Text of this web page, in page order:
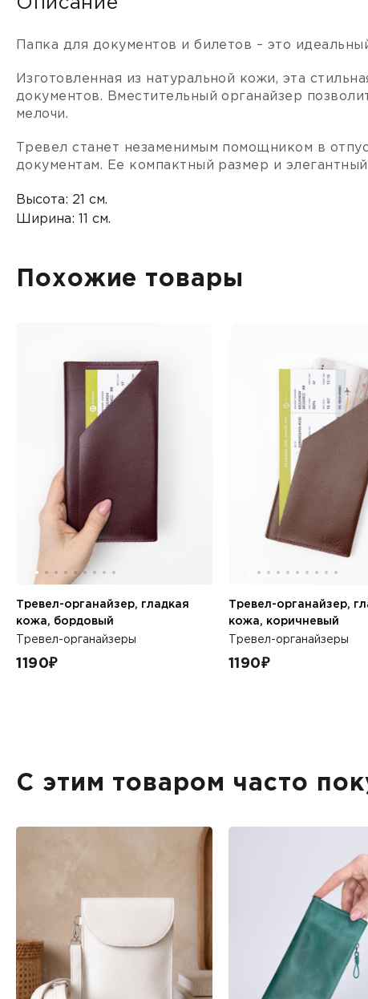
Папка для документов и билетов – это
Изготовленная из натуральной кожи, эта
документов. Вместительный органайзер
мелочи.
Тревел станет незаменимым помощником в
документам. Ее компактный размер и
Высота: 21 см.
Ширина: 11 см.
Похожие товары
Тревел-органайзер, гладкая
кожа, бордовый
Тревел-органайзеры
1190₽
Тревел-органайзер,
кожа, коричневый
Тревел-органайзеры
1190₽
С этим товаром часто